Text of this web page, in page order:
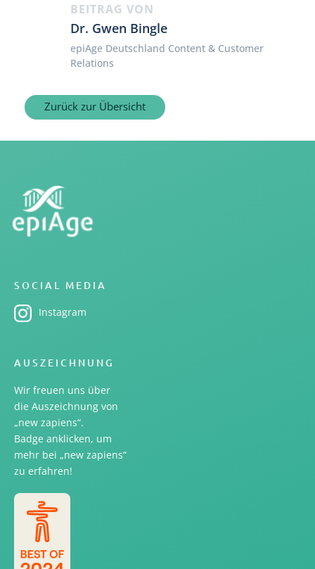
BEITRAG VON
Dr. Gwen Bingle
epiAge Deutschland Content & Customer
Relations
Zurück zur Übersicht
SOCIAL MEDIA
Instagram
AUSZEICHNUNG
Wir freuen uns über
die Auszeichnung von
„new zapiens“.
Badge anklicken, um
mehr bei „new zapiens“
zu erfahren!